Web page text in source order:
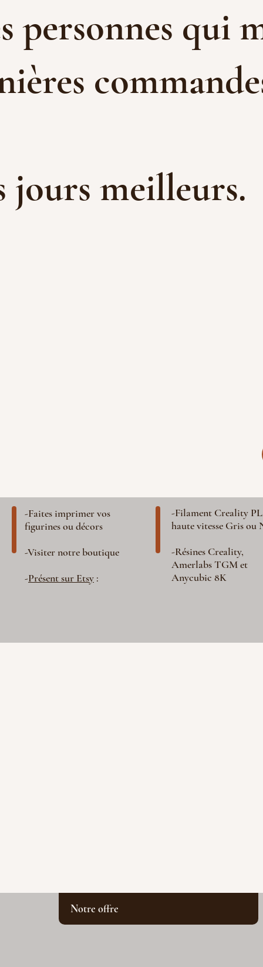
-Faites imprimer vos
figurines ou décors
-Visiter notre boutique
-Présent sur Etsy :
-Filament Creality
haute vitesse Gris ou
-Résines Creality,
Amerlabs TGM et
Anycubic 8K
Notre offre
personnes qui
jours meilleurs.